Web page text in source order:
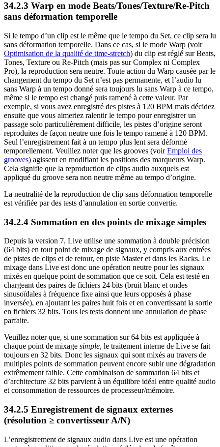
34.2.3 Warp en mode Beats/Tones/Texture/Re-Pitch
sans déformation temporelle
Si le tempo d’un clip est le même que le tempo du Set, ce clip sera lu
sans déformation temporelle. Dans ce cas, si le mode Warp (voir
Optimisation de la qualité de time-stretch) du clip est réglé sur Beats,
Tones, Texture ou Re-Pitch (mais pas sur Complex ni Complex
Pro), la reproduction sera neutre. Toute action du Warp causée par le
changement du tempo du Set n’est pas permanente, et l’audio lu
sans Warp à un tempo donné sera toujours lu sans Warp à ce tempo,
même si le tempo est changé puis ramené à cette valeur. Par
exemple, si vous avez enregistré des pistes à 120 BPM mais décidez
ensuite que vous aimeriez ralentir le tempo pour enregistrer un
passage solo particulièrement difficile, les pistes d’origine seront
reproduites de façon neutre une fois le tempo ramené à 120 BPM.
Seul l’enregistrement fait à un tempo plus lent sera déformé
temporellement. Veuillez noter que les grooves (voirEmploi des
grooves) agissent en modifiant les positions des marqueurs Warp.
Cela signifie que la reproduction de clips audio auxquels est
appliqué du groove sera non neutre même au tempo d’origine.
La neutralité de la reproduction de clip sans déformation temporelle
est vérifiée par des tests d’annulation en sortie convertie.
34.2.4 Sommation en des points de mixage simples
Depuis la version 7, Live utilise une sommation à double précision
(64 bits) en tout point de mixage de signaux, y compris aux entrées
de pistes de clips et de retour, en piste Master et dans les Racks. Le
mixage dans Live est donc une opération neutre pour les signaux
mixés en quelque point de sommation que ce soit. Cela est testé en
chargeant des paires de fichiers 24 bits (bruit blanc et ondes
sinusoïdales à fréquence fixe ainsi que leurs opposés à phase
inversée), en ajoutant les paires huit fois et en convertissant la sortie
en fichiers 32 bits. Tous les tests donnent une annulation de phase
parfaite.
Veuillez noter que, si une sommation sur 64 bits est appliquée à
chaque point de mixage simple, le traitement interne de Live se fait
toujours en 32 bits. Donc les signaux qui sont mixés au travers de
multiples points de sommation peuvent encore subir une dégradation
extrêmement faible. Cette combinaison de sommation 64 bits et
d’architecture 32 bits parvient à un équilibre idéal entre qualité audio
et consommation de ressources de processeur/mémoire.
34.2.5 Enregistrement de signaux externes
(résolution ≥ convertisseur A/N)
L’enregistrement de signaux audio dans Live est une opération